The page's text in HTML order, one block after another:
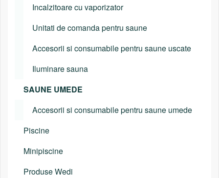
Incalzitoare cu vaporizator
Unitati de comanda pentru saune
Accesorii si consumabile pentru saune uscate
Iluminare sauna
SAUNE UMEDE
Accesorii si consumabile pentru saune umede
Piscine
Minipiscine
Produse Wedi